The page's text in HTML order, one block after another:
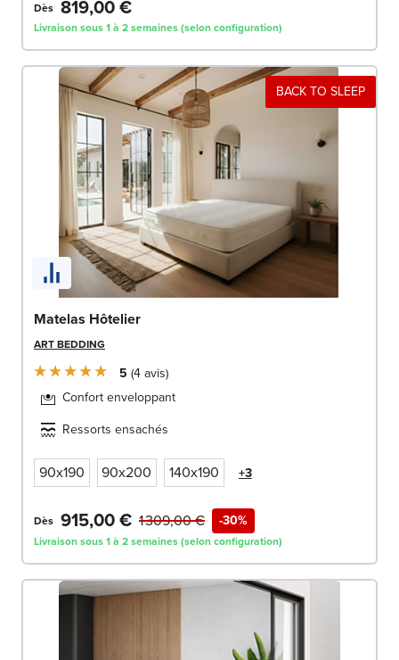
Dès 819,00 €
Livraison sous 1 à 2 semaines (selon configuration)
BACK TO SLEEP
Matelas Hôtelier
ART BEDDING
5 4avis
Confort enveloppant
Ressorts ensachés
90x190 90x200 140x190 +3
Dès 915,00 € -30%
1 309,00 €
Livraison sous 1 à 2 semaines (selon configuration)